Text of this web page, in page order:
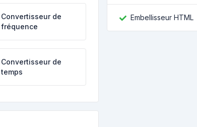
Convertisseur de
fréquence
Convertisseur de
temps
Embellisseur HTML